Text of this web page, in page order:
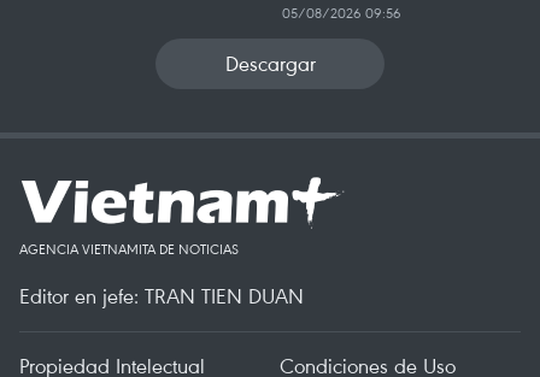
05/08/2026 09:56
Descargar
AGENCIA VIETNAMITA DE NOTICIAS
Editor en jefe: TRAN TIEN DUAN
Propiedad Intelectual Condiciones de Uso